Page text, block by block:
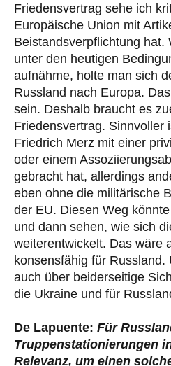
Friedensvertrag sehe ich
Europäische Union mit
Beistandsverpflichtung hat.
unter den heutigen
aufnähme, holte man sich
Russland nach Europa.
sein. Deshalb braucht es
Friedensvertrag. Sinnvoller
Friedrich Merz mit einer
oder einem
gebracht hat, allerdings
eben ohne die militärische
der EU. Diesen Weg
und dann sehen, wie sich
weiterentwickelt. Das wäre
konsensfähig für Russland.
auch über beiderseitige
die Ukraine und für
De Lapuente: Für
Truppenstationierungen
Relevanz, um einen